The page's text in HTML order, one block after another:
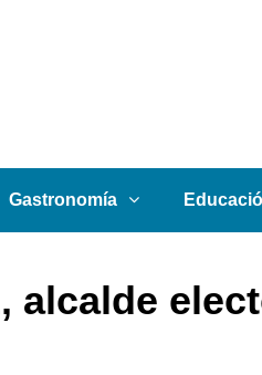
Gastronomía
alcalde